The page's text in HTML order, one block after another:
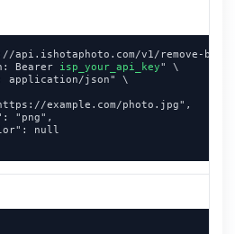
api.ishotaphoto.com/v1/remove-
Bearer
isp_your_api_key" \
application/json" \
example.com/photo.jpg",
"png",
null